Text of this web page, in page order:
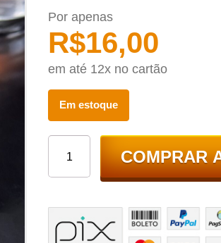
Por apenas
R$16,00
em até 12x no cartão
Em estoque
COMPRAR